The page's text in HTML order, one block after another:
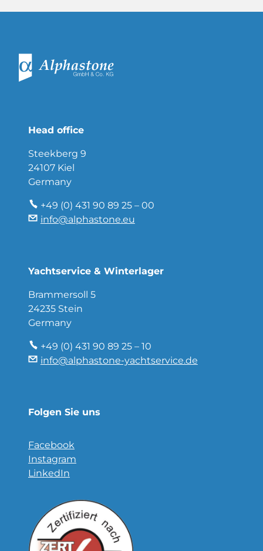
Head office
Steekberg 9
24107 Kiel
Germany
+49 (0) 431 90 89 25 – 00
info@alphastone.eu
Yachtservice & Winterlager
Brammersoll 5
24235 Stein
Germany
+49 (0) 431 90 89 25 – 10
info@alphastone-yachtservice.de
Folgen Sie uns
Facebook
Instagram
LinkedIn